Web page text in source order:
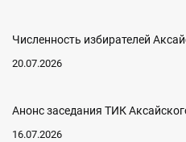
Численность избирателей
20.07.2026
Анонс заседания ТИК
16.07.2026